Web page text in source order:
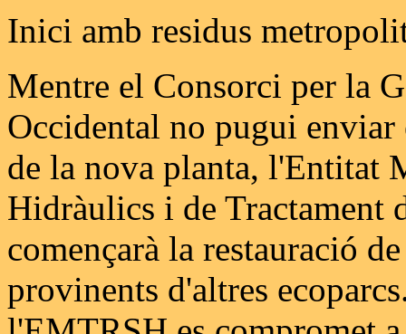
Inici amb residus
Mentre el Consorci per la
Occidental no pugui enviar
de la nova planta, l'Entitat
Hidràulics i de Tractament
començarà la restauració
provinents d'altres